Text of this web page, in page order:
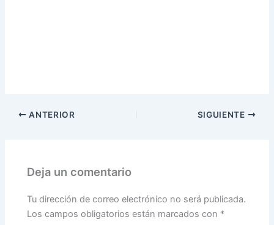
ANTERIOR SIGUIENTE
Deja un comentario
Tu dirección de correo electrónico no será publicada.
Los campos obligatorios están marcados con *